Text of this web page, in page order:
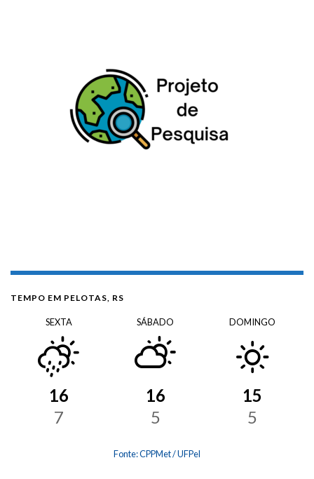
TEMPO EM PELOTAS, RS
SEXTA
16
7
SÁBADO
16
5
DOMINGO
15
5
Fonte: CPPMet / UFPel